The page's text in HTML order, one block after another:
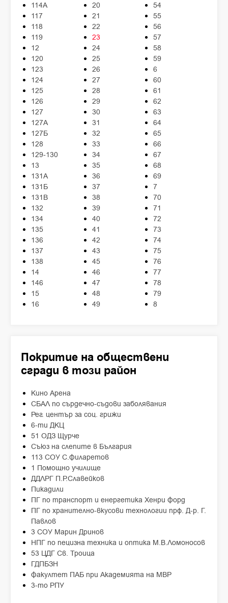
114А
117
118
119
12
120
123
124
125
126
127
127А
127Б
128
129-130
13
131А
131Б
131В
132
134
135
136
137
138
14
146
15
16
20
21
22
23
24
25
26
27
28
29
30
31
32
33
34
35
36
37
38
39
40
41
42
43
45
46
47
48
49
54
55
56
57
58
59
6
60
61
62
63
64
65
66
67
68
69
7
70
71
72
73
74
75
76
77
78
79
8
Покритие на обществени
сгради в този район
Кино Арена
СБАЛ по сърдечно-съдови заболявания
Рег. център за соц. грижи
6-ти ДКЦ
51 ОДЗ Щурче
Съюз на слепите в България
113 СОУ С.Филаретов
1 Помощно училище
ДДЛРГ П.Р.Славейков
Пикадили
ПГ по транспорт и енергетика Хенри Форд
ПГ по хранително-вкусови технологии прф. Д-р. Г.
Павлов
3 СОУ Марин Дринов
НПГ по пецизна техника и оптика М.В.Ломоносов
53 ЦДГ Св. Троица
ГДПБЗН
Факултет ПАБ при Академията на МВР
3-то РПУ